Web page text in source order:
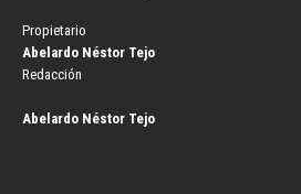
Propietario
Abelardo Néstor Tejo
Redacción
Abelardo Néstor Tejo